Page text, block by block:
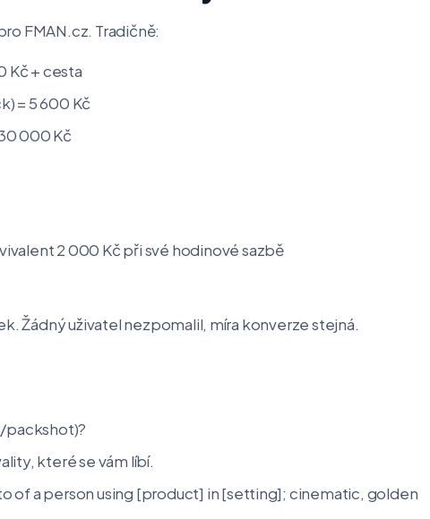
FMAN.cz. Tradičně:
Kč + cesta
= 5 600 Kč
000 Kč
2 000 Kč při své hodinové sazbě
Žádný uživatel nezpomalil, míra konverze stejná.
které se vám líbí.
of a person using [product] in [setting]; cinematic, golden